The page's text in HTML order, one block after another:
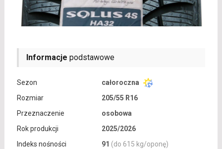
Informacje podstawowe
Sezon
całoroczna
Rozmiar
205/55 R16
Przeznaczenie
osobowa
Rok produkcji
2025/2026
Indeks nośności
91 (do 615 kg/oponę)